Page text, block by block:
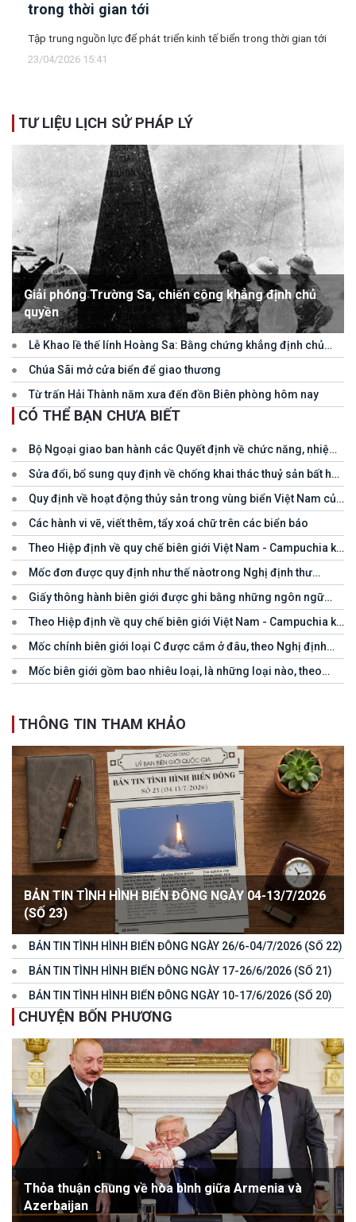
trong thời gian tới
Tập trung nguồn lực để phát triển kinh tế biển trong thời gian tới
23/04/2026 15:41
TƯ LIỆU LỊCH SỬ PHÁP LÝ
Giải phóng Trường Sa, chiến công khẳng định chủ
quyền
Lễ Khao lề thế lính Hoàng Sa: Bằng chứng khẳng định chủ
quyền Việt Nam
Chúa Sãi mở cửa biển để giao thương
Từ trấn Hải Thành năm xưa đến đồn Biên phòng hôm nay
CÓ THỂ BẠN CHƯA BIẾT
Bộ Ngoại giao ban hành các Quyết định về chức năng, nhiệm
vụ, quyền hạn và cơ cấu tổ chức của các đơn vị trực thuộc Ủy ban
Biên giới quốc gia
Sửa đổi, bổ sung quy định về chống khai thác thuỷ sản bất hợp
pháp IUU
Quy định về hoạt động thủy sản trong vùng biển Việt Nam của
tổ chức, cá nhân nước ngoài
Các hành vi vẽ, viết thêm, tẩy xoá chữ trên các biển báo
Theo Hiệp định về quy chế biên giới Việt Nam - Campuchia ký
năm 1983, khu vực biên giới là gì
Mốc đơn được quy định như thế nàotrong Nghị định thư
PGCM Việt Nam - Campuchia ký năm 2019?
Giấy thông hành biên giới được ghi bằng những ngôn ngữ
nào, theo Hiệp định về quy chế biên giới Việt Nam - Campuchia
ký năm 1983?
Theo Hiệp định về quy chế biên giới Việt Nam - Campuchia ký
năm 1983, việc mua bán, trao đổi hàng hóa cần thiết cho đời
sống hàng ngày và cho nhu cầu sản xuất của người dân khu vực
biên giới hai Bên có phải xin giấy phép hoặc chịu thuế không?
Mốc chính biên giới loại C được cắm ở đâu, theo Nghị định
thư PGCM Việt Nam - Campuchia ký năm 2019?
Mốc biên giới gồm bao nhiêu loại, là những loại nào, theo
Nghị định thư PGCM Việt Nam - Campuchia ký năm 2019?
THÔNG TIN THAM KHẢO
BẢN TIN TÌNH HÌNH BIỂN ĐÔNG NGÀY 04-13/7/2026
(SỐ 23)
BẢN TIN TÌNH HÌNH BIỂN ĐÔNG NGÀY 26/6-04/7/2026 (SỐ 22)
BẢN TIN TÌNH HÌNH BIỂN ĐÔNG NGÀY 17-26/6/2026 (SỐ 21)
BẢN TIN TÌNH HÌNH BIỂN ĐÔNG NGÀY 10-17/6/2026 (SỐ 20)
CHUYỆN BỐN PHƯƠNG
Thỏa thuận chung về hòa bình giữa Armenia và
Azerbaijan